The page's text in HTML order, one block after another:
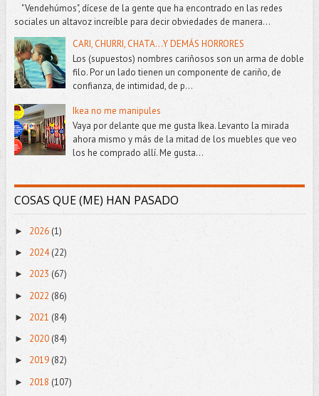
"Vendehúmos", dícese de la gente que ha encontrado en las redes
sociales un altavoz increíble para decir obviedades de manera...
CARI, CHURRI, CHATA...Y DEMÁS HORRORES
Los (supuestos) nombres cariñosos son un arma de doble
filo. Por un lado tienen un componente de cariño, de
confianza, de intimidad, de p...
Ikea no me manipules
Vaya por delante que me gusta Ikea. Levanto la mirada
ahora mismo y más de la mitad de los muebles que veo
los he comprado allí. Me gusta...
COSAS QUE (ME) HAN PASADO
► 2026(1)
► 2024(22)
► 2023 (67)
► 2022 (86)
► 2021 (84)
► 2020(84)
► 2019(82)
► 2018 (107)